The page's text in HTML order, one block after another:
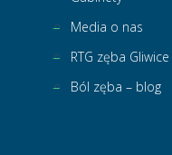
Media o nas
RTG zęba Gliwice
Ból zęba – blog